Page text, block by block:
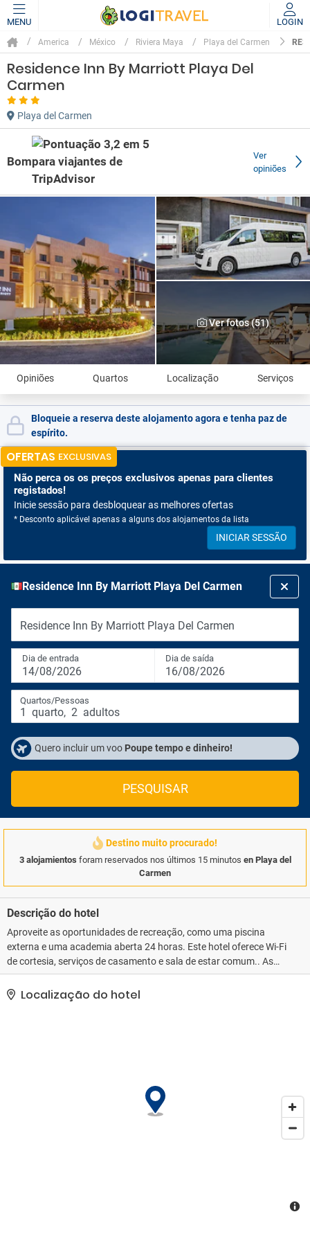
MENU LOGIN
America México Riviera Maya Playa del Carmen
Residence Inn By Marriott Playa Del
Carmen
Playa del Carmen
Bom
Ver
opiniões
Ver fotos (51)
Opiniões Quartos Localização Serviços
Bloqueie a reserva deste alojamento agora e tenha paz de
espírito.
OFERTAS EXCLUSIVAS
Não perca os os preços exclusivos apenas para clientes
registados!
Inicie sessão para desbloquear as melhores ofertas
* Desconto aplicável apenas a alguns dos alojamentos da lista
INICIAR SESSÃO
Residence Inn By Marriott Playa Del Carmen
Residence Inn By Marriott Playa Del Carmen
Dia de entrada
14/08/2026
Dia de saída
16/08/2026
Quartos/Pessoas
1 quarto, 2 adultos
Quero incluir um voo Poupe tempo e dinheiro!
PESQUISAR
Destino muito procurado!
3 alojamientos foram reservados nos últimos 15 minutos en Playa del
Carmen
Descrição do hotel
Aproveite as oportunidades de recreação, como uma piscina
externa e uma academia aberta 24 horas. Este hotel oferece Wi-Fi
de cortesia, serviços de casamento e sala de estar comum.. As
comodidades presentes incluem um business center 24 horas,
check-out expresso e balcão de recepção 24 horas. Hotel oferece
instalações para eventos, como um centro de conferências e
Localização do hotel